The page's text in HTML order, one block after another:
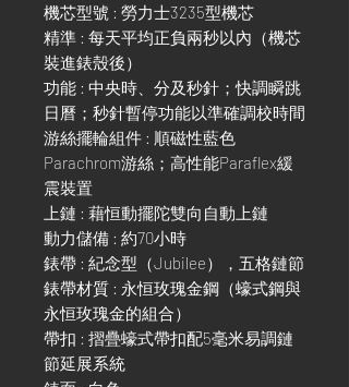
機芯型號 : 勞力士3235型機芯
精準 : 每天平均正負兩秒以內（機芯
裝進錶殼後）
功能 : 中央時、分及秒針；快調瞬跳
日曆；秒針暫停功能以準確調校時間
游絲擺輪組件 : 順磁性藍色
Parachrom游絲；高性能Paraflex緩
震裝置
上鏈 : 藉恒動擺陀雙向自動上鏈
動力儲備 : 約70小時
錶帶 : 紀念型（Jubilee），五格鏈節
錶帶材質 : 永恒玫瑰金鋼（蠔式鋼與
永恒玫瑰金的組合）
帶扣 : 摺疊蠔式帶扣配5毫米易調鏈
節延展系統